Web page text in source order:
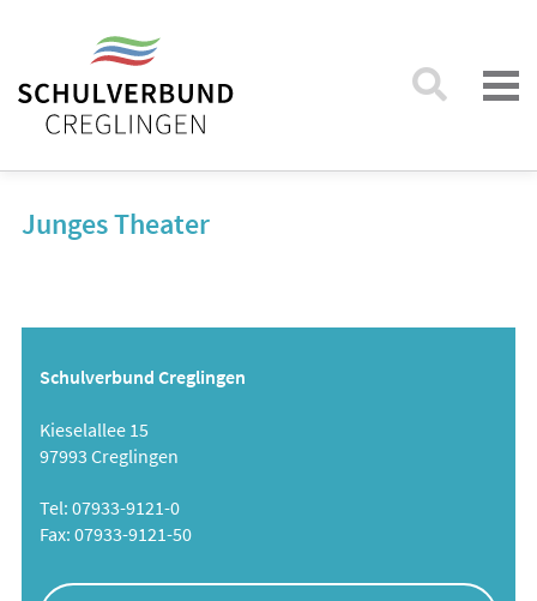
Junges Theater
Schulverbund Creglingen
Kieselallee 15
97993 Creglingen
Tel: 07933-9121-0
Fax: 07933-9121-50